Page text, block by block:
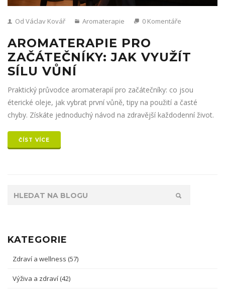
Od Václav Kovář Aromaterapie 0 Komentáře
AROMATERAPIE PRO
ZAČÁTEČNÍKY: JAK VYUŽÍT
SÍLU VŮNÍ
Praktický průvodce aromaterapií pro začátečníky: co jsou
éterické oleje, jak vybrat první vůně, tipy na použití a časté
chyby. Získáte jednoduchý návod na zdravější každodenní život.
ČÍST VÍCE
KATEGORIE
Zdraví a wellness (57)
Výživa a zdraví (42)